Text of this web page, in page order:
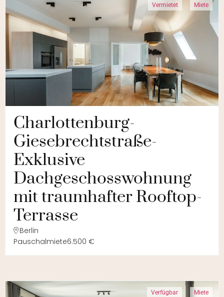
Vermietet Miete
Charlottenburg-
Giesebrechtstraße-
Exklusive
Dachgeschosswohnung
mit traumhafter Rooftop-
Terrasse
Berlin
Pauschalmiete6.500 €
Verfügbar Miete